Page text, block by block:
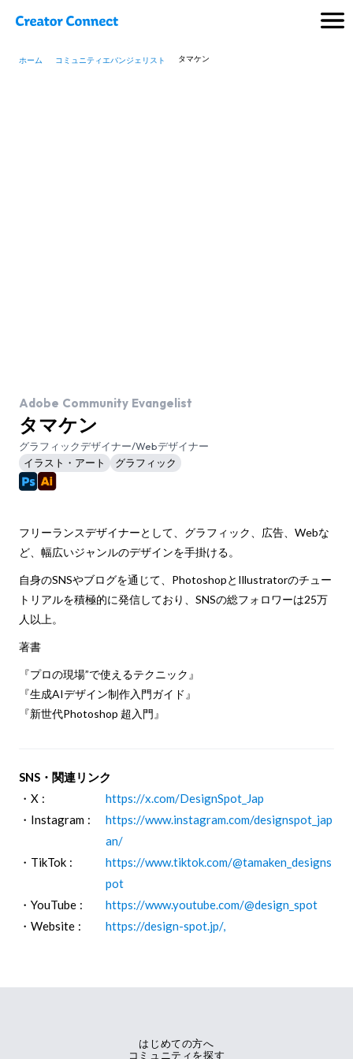
ホーム コミュニティエバンジェリスト タマケン
Adobe Community Evangelist
タマケン
グラフィックデザイナー/Webデザイナー
イラスト・アート
グラフィック
フリーランスデザイナーとして、グラフィック、広告、Webな
ど、幅広いジャンルのデザインを手掛ける。
自身のSNSやブログを通じて、PhotoshopとIllustratorのチュー
トリアルを積極的に発信しており、SNSの総フォロワーは25万
人以上。
著書
『プロの現場”で使えるテクニック』
『生成AIデザイン制作入門ガイド』
『新世代Photoshop 超入門』
SNS・関連リンク
・X :
https://x.com/DesignSpot_Jap
・Instagram :
https://www.instagram.com/designspot_jap
an/
・TikTok :
https://www.tiktok.com/@tamaken_designs
pot
・YouTube :
https://www.youtube.com/@design_spot
・Website :
https://design-spot.jp/,
はじめての方へ
コミュニティを探す